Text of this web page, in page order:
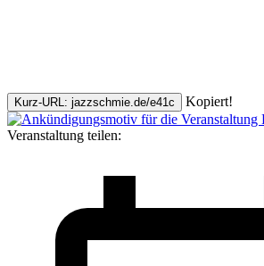
Kurz-URL: jazzschmie.de/e41c Kopiert!
Veranstaltung teilen: